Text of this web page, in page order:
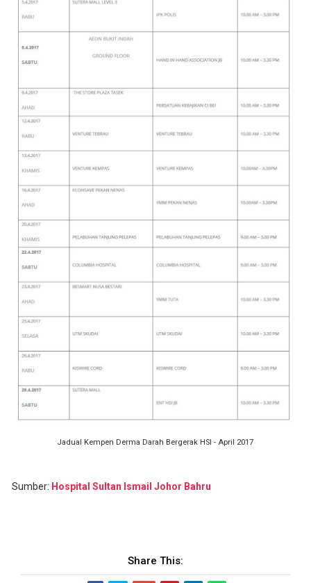
Jadual Kempen Derma Darah Bergerak HSI - April 2017
Sumber: Hospital Sultan Ismail Johor Bahru
Share This: